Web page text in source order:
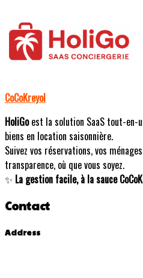
CoCoKreyol
HoliGoest la solution SaaS tout-en-
biens en location saisonnière.
Suivez vos réservations, vos
transparence, où que vous soyez.
✨ La gestion facile, à la sauce
Contact
Address